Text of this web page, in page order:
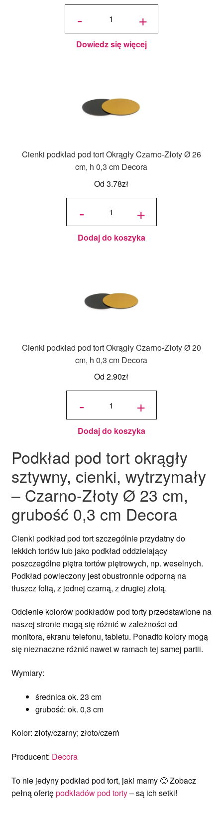
-
ilość
pod tort
Okrągły
Czarno-
Złoty Ø
28 cm,
cm
Decora
+
Dowiedz się więcej
Cienki podkład pod tort Okrągły Czarno-Złoty Ø 26
cm, h 0,3 cm Decora
Od3.78zł
-
ilość
pod tort
Okrągły
Czarno-
Złoty Ø
26 cm,
cm
Decora
+
Dodaj do koszyka
Cienki podkład pod tort Okrągły Czarno-Złoty Ø 20
cm, h 0,3 cm Decora
Od2.90zł
-
ilość
pod tort
Okrągły
Czarno-
Złoty Ø
20 cm,
cm
Decora
+
Dodaj do koszyka
Podkład pod tort okrągły
sztywny, cienki, wytrzymały
– Czarno-Złoty Ø 23 cm,
grubość 0,3 cm Decora
Cienki podkład pod tort szczególnie przydatny do
lekkich tortów lub jako podkład oddzielający
poszczególne piętra tortów piętrowych, np. weselnych.
Podkład powleczony jest obustronnie odporną na
tłuszcz folią, z jednej czarną, z drugiej złotą.
Odcienie kolorów podkładów pod torty przedstawione na
naszej stronie mogą się różnić w zależności od
monitora, ekranu telefonu, tabletu. Ponadto kolory mogą
się nieznaczne różnić nawet w ramach tej samej partii.
Wymiary:
średnica ok. 23 cm
grubość: ok. 0,3 cm
Kolor: złoty/czarny; złoto/czerń
Producent: Decora
To nie jedyny podkład pod tort, jaki mamy 🙂 Zobacz
pełną ofertępodkładów pod torty– są ich setki!